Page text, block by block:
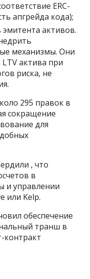
ERC-
апгрейда кода);
активов.
механизмы. Они
актива при
риска, не
295 правок в
сокращение
для
, что
в
и управлении
или Kelp.
обеспечение
транш в
контракт